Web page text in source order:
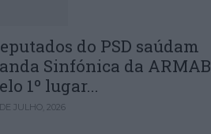
do PSD saúdam
Sinfónica da ARMAB
1º lugar...
JULHO, 2026